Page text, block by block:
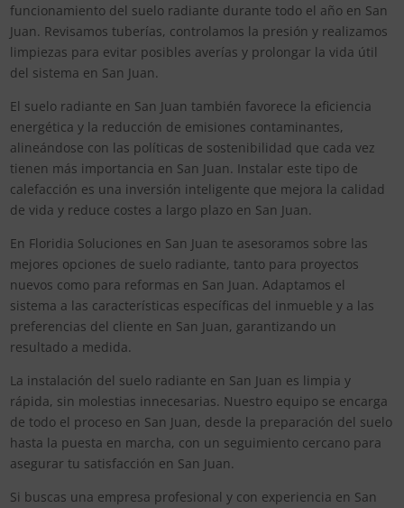
funcionamiento del suelo radiante durante todo el año en San
Juan. Revisamos tuberías, controlamos la presión y realizamos
limpiezas para evitar posibles averías y prolongar la vida útil
del sistema en San Juan.
El suelo radiante en San Juan también favorece la eficiencia
energética y la reducción de emisiones contaminantes,
alineándose con las políticas de sostenibilidad que cada vez
tienen más importancia en San Juan. Instalar este tipo de
calefacción es una inversión inteligente que mejora la calidad
de vida y reduce costes a largo plazo en San Juan.
En Floridia Soluciones en San Juan te asesoramos sobre las
mejores opciones de suelo radiante, tanto para proyectos
nuevos como para reformas en San Juan. Adaptamos el
sistema a las características específicas del inmueble y a las
preferencias del cliente en San Juan, garantizando un
resultado a medida.
La instalación del suelo radiante en San Juan es limpia y
rápida, sin molestias innecesarias. Nuestro equipo se encarga
de todo el proceso en San Juan, desde la preparación del suelo
hasta la puesta en marcha, con un seguimiento cercano para
asegurar tu satisfacción en San Juan.
Si buscas una empresa profesional y con experiencia en San